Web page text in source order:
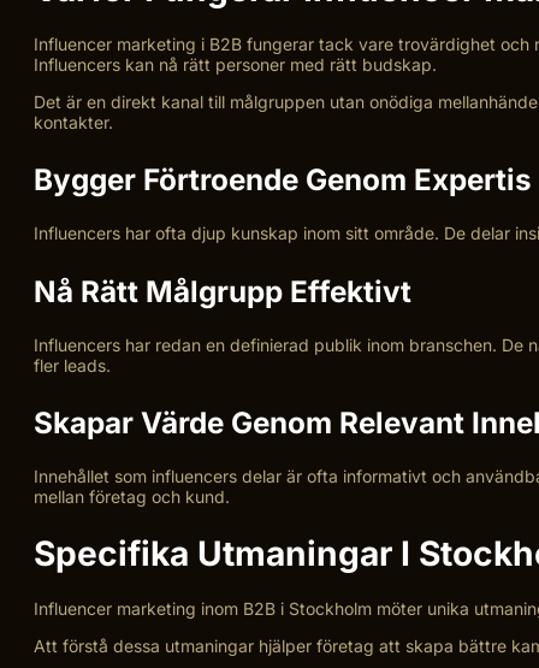
Influencer marketing i B2B fungerar tack vare trovärdighet
Influencers kan nå rätt personer med rätt budskap.
Det är en direkt kanal till målgruppen utan onödiga
kontakter.
Bygger Förtroende Genom Expertis
Influencers har ofta djup kunskap inom sitt område. De delar
Nå Rätt Målgrupp Effektivt
Influencers har redan en definierad publik inom branschen.
fler leads.
Skapar Värde Genom Relevant
Innehållet som influencers delar är ofta informativt och
mellan företag och kund.
Specifika Utmaningar I
Influencer marketing inom B2B i Stockholm möter unika
Att förstå dessa utmaningar hjälper företag att skapa bättre